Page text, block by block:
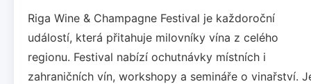
Riga Wine & Champagne Festival je každoroční
událostí, která přitahuje milovníky vína z celého
regionu. Festival nabízí ochutnávky místních i
zahraničních vín, workshopy a semináře o vinařství.